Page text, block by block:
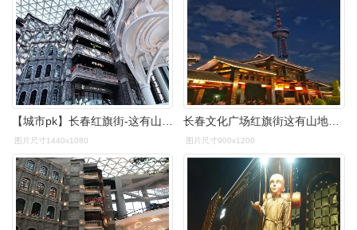
【城市pk】长春红旗街-这有山the hill
图片尺寸1440x1080
长春文化广场红旗街这有山地标建筑城市风光
图片尺寸900x1200